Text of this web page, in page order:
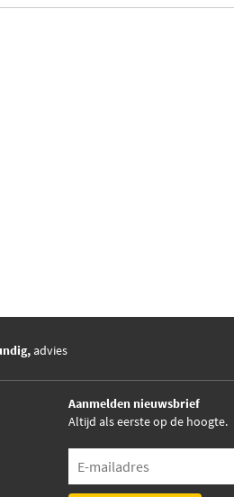
advies
Aanmelden nieuwsbrief
Altijd als eerste op de hoogte.